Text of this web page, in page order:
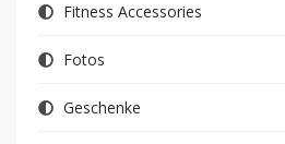
Fitness Accessories
Fotos
Geschenke